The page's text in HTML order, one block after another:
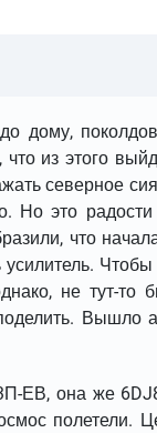
дому,
из этого
северное
Но это радости
что
не тут-то
Вышло
ЕВ, она же
полетели.